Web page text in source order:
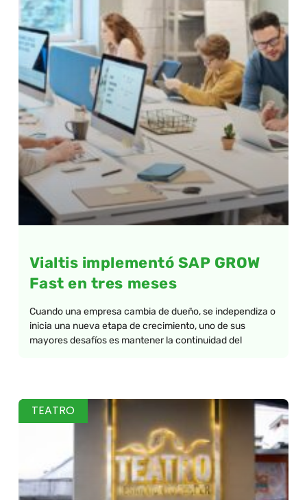
Vialtis implementó SAP GROW
Fast en tres meses
Cuando una empresa cambia de dueño, se independiza o
inicia una nueva etapa de crecimiento, uno de sus
mayores desafíos es mantener la continuidad del
TEATRO